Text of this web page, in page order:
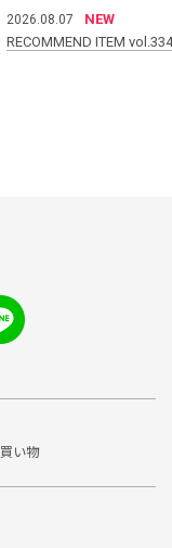
2026.08.07
NEW
RECOMMEND ITEM vol.334
い物